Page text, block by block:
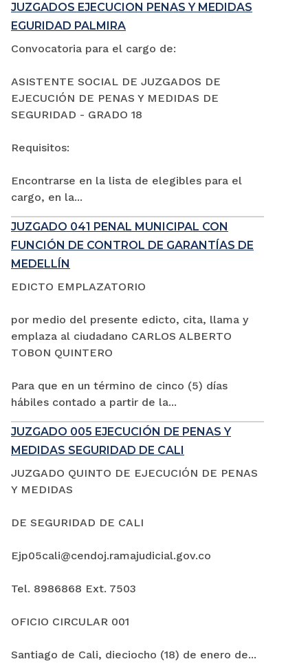
JUZGADOS EJECUCION PENAS Y MEDIDAS
EGURIDAD PALMIRA
Convocatoria para el cargo de:
ASISTENTE SOCIAL DE JUZGADOS DE
EJECUCIÓN DE PENAS Y MEDIDAS DE
SEGURIDAD - GRADO 18
Requisitos:
Encontrarse en la lista de elegibles para el
cargo, en la...
JUZGADO 041 PENAL MUNICIPAL CON
FUNCIÓN DE CONTROL DE GARANTÍAS DE
MEDELLÍN
EDICTO EMPLAZATORIO
por medio del presente edicto, cita, llama y
emplaza al ciudadano CARLOS ALBERTO
TOBON QUINTERO
Para que en un término de cinco (5) días
hábiles contado a partir de la...
JUZGADO 005 EJECUCIÓN DE PENAS Y
MEDIDAS SEGURIDAD DE CALI
JUZGADO QUINTO DE EJECUCIÓN DE PENAS
Y MEDIDAS
DE SEGURIDAD DE CALI
Ejp05cali@cendoj.ramajudicial.gov.co
Tel. 8986868 Ext. 7503
OFICIO CIRCULAR 001
Santiago de Cali, dieciocho (18) de enero de...